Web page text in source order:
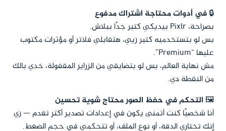
🔒في أدوات محتاجة اشتراك مدفوع
بصراحة، Pixlr بيديكي كتير جدًا ببلاش.
بس لو بتستخدميه كتير زيي، هتقابلي فلاتر أو مؤثرات مكتوب
عليها “Premium”.
مش نهاية العالم، بس لو بتضايقي من الزراير المقفولة، خدي بالك
من النقطة دي.
🖼️التحكم في حفظ الصور محتاج شوية تحسين
أنا شخصيًا كنت أتمنى يكون في إعدادات تصدير أكتر تقدم — زي
إنك تختاري الدقة، أو نوع الملف، أو تتحكمي في حجم الضغط.